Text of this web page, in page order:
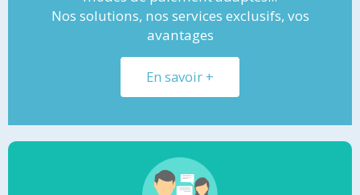
Nos solutions, nos services exclusifs, vos
avantages
En savoir +